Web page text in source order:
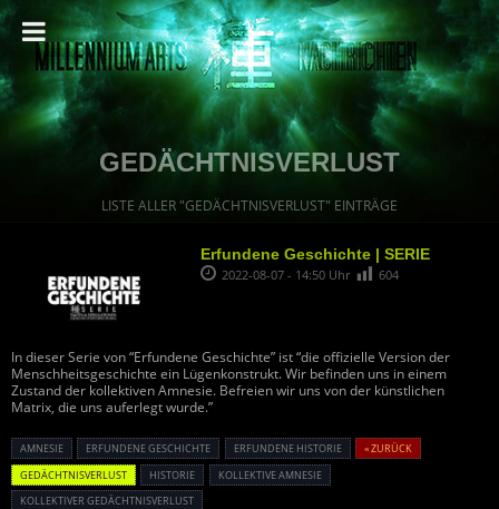
GEDÄCHTNISVERLUST
LISTE ALLER "GEDÄCHTNISVERLUST" EINTRÄGE
Erfundene Geschichte | SERIE
2022-08-07 - 14:50 Uhr 604
In dieser Serie von “Erfundene Geschichte” ist “die offizielle Version der
Menschheitsgeschichte ein Lügenkonstrukt. Wir befinden uns in einem
Zustand der kollektiven Amnesie. Befreien wir uns von der künstlichen
Matrix, die uns auferlegt wurde.”
AMNESIE ERFUNDENE GESCHICHTE ERFUNDENE HISTORIE
« ZURÜCK
GEDÄCHTNISVERLUST
HISTORIE
KOLLEKTIVE AMNESIE
KOLLEKTIVER GEDÄCHTNISVERLUST